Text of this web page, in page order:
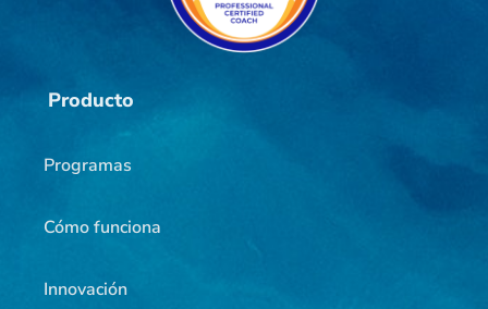
Producto
Programas
Cómo funciona
Innovación